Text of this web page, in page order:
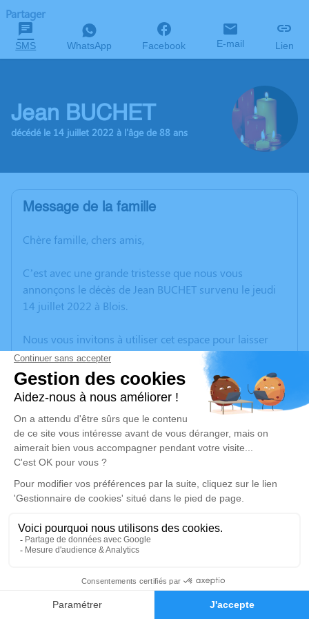
Faire-part Hommages
Partager
SMS WhatsApp Facebook E-mail Lien
Jean BUCHET
décédé le 14 juillet 2022 à l'âge de 88 ans
Message de la famille
Chère famille, chers amis,
C’est avec une grande tristesse que nous vous
annonçons le décès de Jean BUCHET survenu le jeudi
14 juillet 2022 à Blois.
Nous vous invitons à utiliser cet espace pour laisser
vos condoléances, partager des photos souvenirs, une
anecdote ou exprimer vos pensées à travers des
poèmes ou des textes. Cet endroit est un lieu
d'expression dédié à honorer la mémoire de Jean
BUCHET.
Un service de plantation d’arbre hommage est
disponible ici.
Je rends hommage
Cérémonie religieuse
Eglise de Vineuil
10, Grand Rue